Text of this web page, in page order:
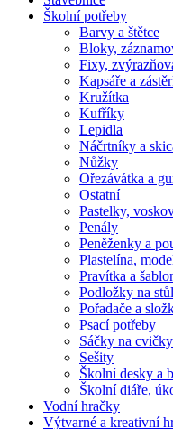
Školní potřeby
Barvy a štětce
Bloky,
Fixy,
Kapsáře a
Kružítka
Kufříky
Lepidla
Náčrtníky a
Nůžky
Ořezávátka a
Ostatní
Pastelky,
Penály
Peněženky a
Plastelína,
Pravítka a
Podložky na stůl
Pořadače a
Psací potřeby
Sáčky na
Sešity
Školní desky a
Školní diáře,
Vodní hračky
Výtvarné a kreativní